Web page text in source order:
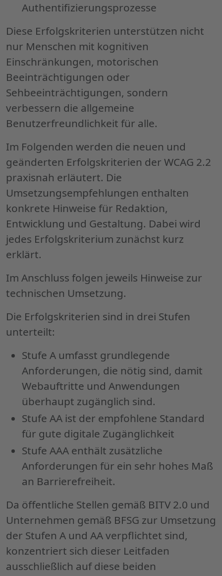
Authentifizierungsprozesse
Diese Erfolgskriterien unterstützen nicht
nur Menschen mit kognitiven
Einschränkungen, motorischen
Beeinträchtigungen oder
Sehbeeinträchtigungen, sondern
verbessern die allgemeine
Benutzerfreundlichkeit für alle.
Im Folgenden werden die neuen und
geänderten Erfolgskriterien der WCAG 2.2
praxisnah erläutert. Die
Umsetzungsempfehlungen enthalten
konkrete Hinweise für Redaktion,
Entwicklung und Gestaltung. Dabei wird
jedes Erfolgskriterium zunächst kurz
erklärt.
Im Anschluss folgen jeweils Hinweise zur
technischen Umsetzung.
Die Erfolgskriterien sind in drei Stufen
unterteilt:
Stufe A umfasst grundlegende
Anforderungen, die nötig sind, damit
Webauftritte und Anwendungen
überhaupt zugänglich sind.
Stufe AA ist der empfohlene Standard
für gute digitale Zugänglichkeit
Stufe AAA enthält zusätzliche
Anforderungen für ein sehr hohes Maß
an Barrierefreiheit.
Da öffentliche Stellen gemäß BITV 2.0 und
Unternehmen gemäß BFSG zur Umsetzung
der Stufen A und AA verpflichtet sind,
konzentriert sich dieser Leitfaden
ausschließlich auf diese beiden